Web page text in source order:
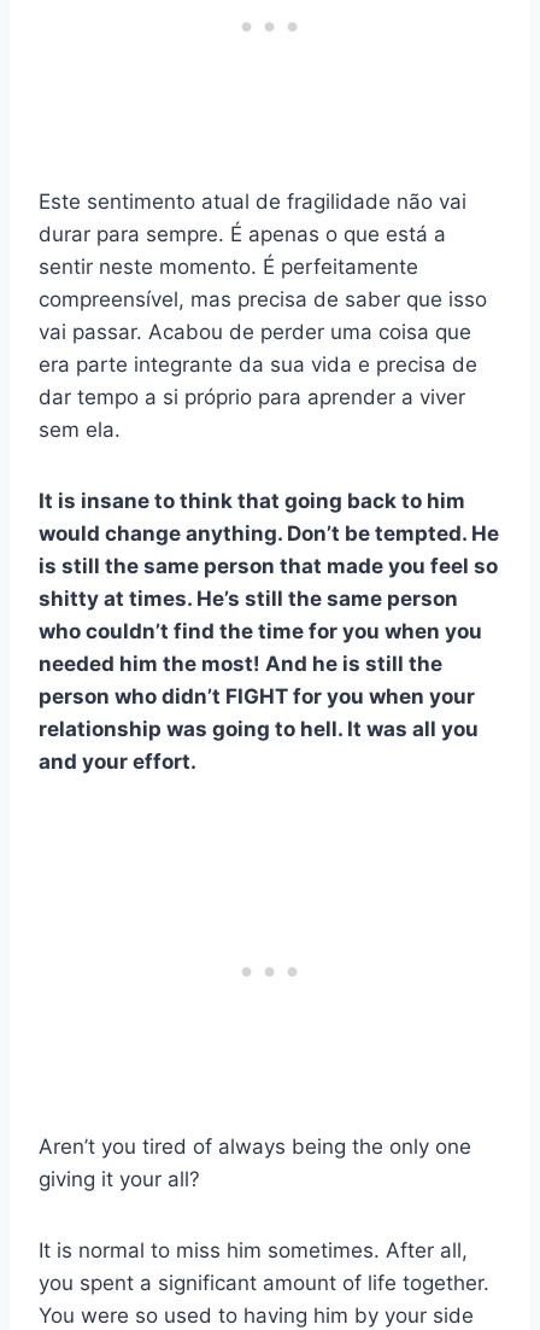
Este sentimento atual de fragilidade não vai
durar para sempre. É apenas o que está a
sentir neste momento. É perfeitamente
compreensível, mas precisa de saber que isso
vai passar. Acabou de perder uma coisa que
era parte integrante da sua vida e precisa de
dar tempo a si próprio para aprender a viver
sem ela.
It is insane to think that going back to him
would change anything. Don’t be tempted. He
is still the same person that made you feel so
shitty at times. He’s still the same person
who couldn’t find the time for you when you
needed him the most! And he is still the
person who didn’t FIGHT for you when your
relationship was going to hell. It was all you
and your effort.
Aren’t you tired of always being the only one
giving it your all?
It is normal to miss him sometimes. After all,
you spent a significant amount of life together.
You were so used to having him by your side